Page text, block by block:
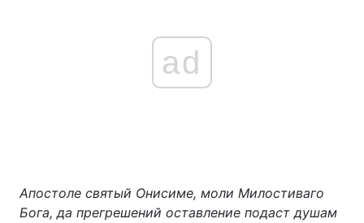
ad
Апостоле святый Онисиме, моли Милостиваго
Бога, да прегрешений оставление подаст душам